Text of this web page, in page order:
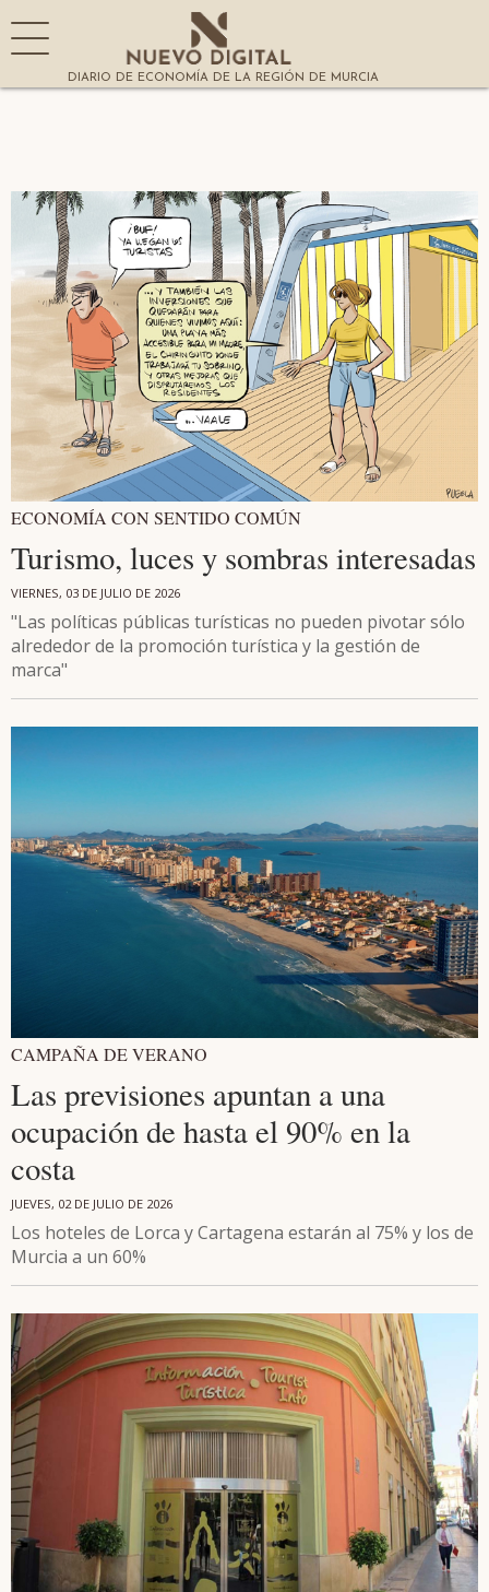
DIARIO DE ECONOMÍA DE LA REGIÓN DE MURCIA
ECONOMÍA CON SENTIDO COMÚN
Turismo, luces y sombras interesadas
VIERNES, 03 DE JULIO DE 2026
"Las políticas públicas turísticas no pueden pivotar sólo
alrededor de la promoción turística y la gestión de
marca"
CAMPAÑA DE VERANO
Las previsiones apuntan a una
ocupación de hasta el 90% en la
costa
JUEVES, 02 DE JULIO DE 2026
Los hoteles de Lorca y Cartagena estarán al 75% y los de
Murcia a un 60%